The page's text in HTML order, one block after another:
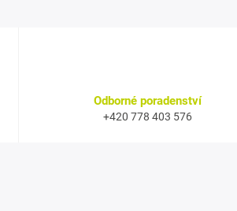
Odborné poradenství
+420 778 403 576